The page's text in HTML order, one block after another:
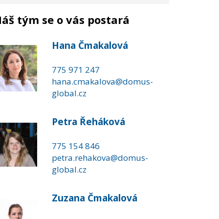
tým se o vás postará
Hana Čmakalová
775 971 247
hana.cmakalova@domus-
global.cz
Petra Řeháková
775 154 846
petra.rehakova@domus-
global.cz
Zuzana Čmakalová